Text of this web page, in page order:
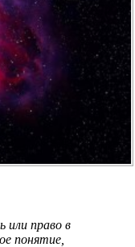
или право в
понятие,